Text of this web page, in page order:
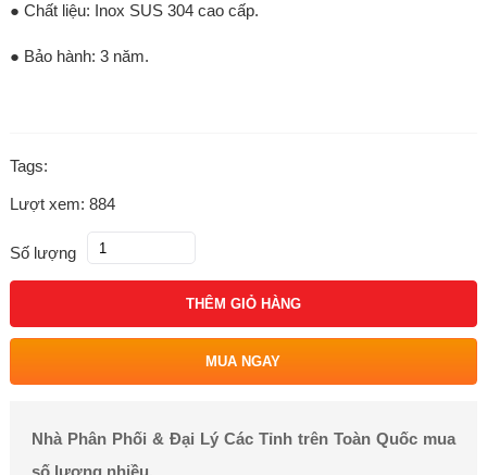
● Chất liệu: Inox SUS 304 cao cấp.
● Bảo hành: 3 năm.
Tags:
Lượt xem: 884
Số lượng
THÊM GIỎ HÀNG
MUA NGAY
Nhà Phân Phối & Đại Lý Các Tỉnh trên Toàn Quốc mua
số lượng nhiều.